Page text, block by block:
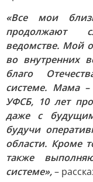
«Все мои
продолжают
ведомстве. Мой
во внутренних
благо
системе. Мама
УФСБ, 10 лет
даже с
будучи
области. Кроме
также
системе»,–